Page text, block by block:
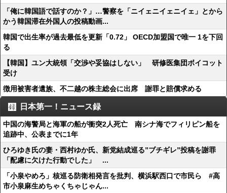
「俺に韓国語で話すのか？」…警察を「ニイェニイェニイェ」とから
かう韓国滞在外国人の投稿動画...
韓国で出生率が過去最低を更新「0.72」 OECD加盟国で唯一 1を下回
る
【韓国】ユン大統領「交渉や妥協はしない」 研修医集団ボイコット
受け
徴用被害者遺族、不二越の株主総会に出席 謝罪と賠償求める
日本第一！ニュース録
中国の海警局と海軍の船が衝突2人死亡 南シナ海でフィリピン船を
追跡中、公表までに1年
ひろゆき氏の妻・西村ゆか氏、新党結成巡る”ブチギレ”投稿を謝罪
「配慮に欠けた行動でした」 ...
「小泉やめろ」核巡る防衛相発言を批判、横浜駅西口で市民ら #高
市小泉麻生めちゃくちゃじゃん...